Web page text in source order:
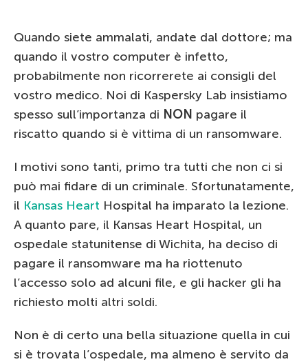
Quando siete ammalati, andate dal dottore; ma
quando il vostro computer è infetto,
probabilmente non ricorrerete ai consigli del
vostro medico. Noi di Kaspersky Lab insistiamo
spesso sull’importanza di NON pagare il
riscatto quando si è vittima di un ransomware.
I motivi sono tanti, primo tra tutti che non ci si
può mai fidare di un criminale. Sfortunatamente,
il Kansas Heart Hospital ha imparato la lezione.
A quanto pare, il Kansas Heart Hospital, un
ospedale statunitense di Wichita, ha deciso di
pagare il ransomware ma ha riottenuto
l’accesso solo ad alcuni file, e gli hacker gli ha
richiesto molti altri soldi.
Non è di certo una bella situazione quella in cui
si è trovata l’ospedale, ma almeno è servito da